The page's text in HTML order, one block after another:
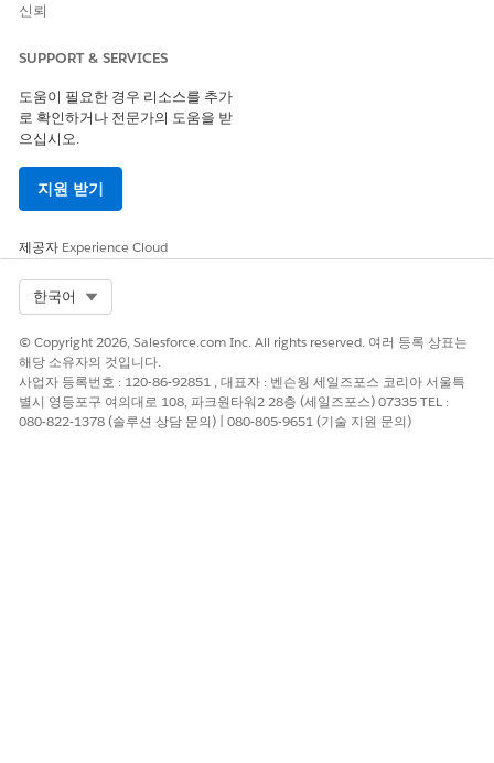
AI 에이전트: 정책을 확인할 수 있습니다. 진행하기 전에 확
Brian: 저는 플랫폼 엔지니어링 부서의 선임 소프트웨어 엔
지니어입니다.
AI 에이전트: 원격 작업 장비 정책에 따라 상위 수준 이상의
정규 원격 직원은 이중 모니터를 사용할 수 있습니다. 하드웨
어 요청 지원 에이전트를 통해 두 번째 모니터를 요청할 수
이 기사를 통해 문제를 해결했습니까?
개선을 위한 의견을 보내주세요.
예 아니요
신뢰
SUPPORT & SERVICES
도움이 필요한 경우 리소스를 추가
로 확인하거나 전문가의 도움을 받
으십시오.
지원 받기
제공자 Experience Cloud
한국어
© Copyright 2026, Salesforce.com Inc. All rights reserved. 여러 등록 상표는
해당 소유자의 것입니다.
사업자 등록번호 : 120-86-92851 , 대표자 : 벤슨웡 세일즈포스 코리아 서울특
별시 영등포구 여의대로 108, 파크원타워2 28층 (세일즈포스) 07335 TEL :
080-822-1378 (솔루션 상담 문의) | 080-805-9651 (기술 지원 문의)